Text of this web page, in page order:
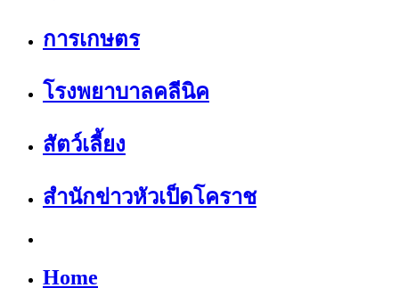
การเกษตร
โรงพยาบาลคลีนิค
สัตว์เลี้ยง
สำนักข่าวหัวเป็ดโคราช
Home